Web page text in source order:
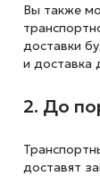
Вы также
доставки
и доставка
2. До
доставят